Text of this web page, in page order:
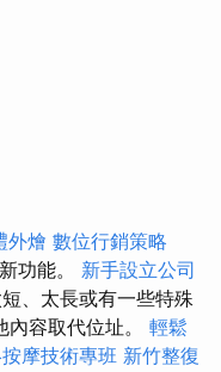
外燴 數位行銷策略
功能。 新手設立公司
、太長或有一些特殊
容取代位址。 輕鬆
摩技術專班 新竹整復